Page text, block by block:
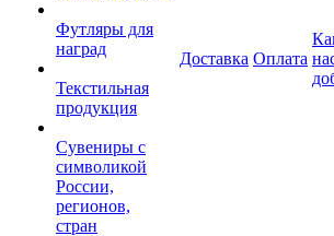
Футляры для
наград
Текстильная
продукция
Сувениры с
символикой
России,
регионов,
стран
Доставка Оплата